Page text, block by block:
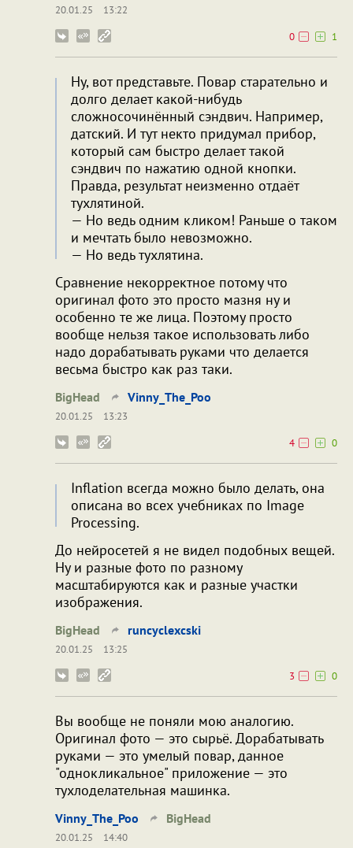
20.01.25
13:22
0
1
Ну, вот представьте. Повар старательно и
долго делает какой-нибудь
сложносочинённый сэндвич. Например,
датский. И тут некто придумал прибор,
который сам быстро делает такой
сэндвич по нажатию одной кнопки.
Правда, результат неизменно отдаёт
тухлятиной.
— Но ведь одним кликом! Раньше о таком
и мечтать было невозможно.
— Но ведь тухлятина.
Сравнение некорректное потому что
оригинал фото это просто мазня ну и
особенно те же лица. Поэтому просто
вообще нельзя такое использовать либо
надо дорабатывать руками что делается
весьма быстро как раз таки.
BigHead Vinny_The_Poo
20.01.25
13:23
4
0
Inflation всегда можно было делать, она
описана во всех учебниках пo Image
Processing.
До нейросетей я не видел подобных вещей.
Ну и разные фото по разному
масштабируются как и разные участки
изображения.
BigHead runcyclexcski
20.01.25
13:25
3
0
Вы вообще не поняли мою аналогию.
Оригинал фото — это сырьё. Дорабатывать
руками — это умелый повар, данное
"однокликальное" приложение — это
тухлоделательная машинка.
Vinny_The_Poo BigHead
20.01.25 14:40